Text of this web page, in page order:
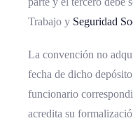
Trabajo y Seguridad
La convención no
fecha de dicho
funcionario
acredita su